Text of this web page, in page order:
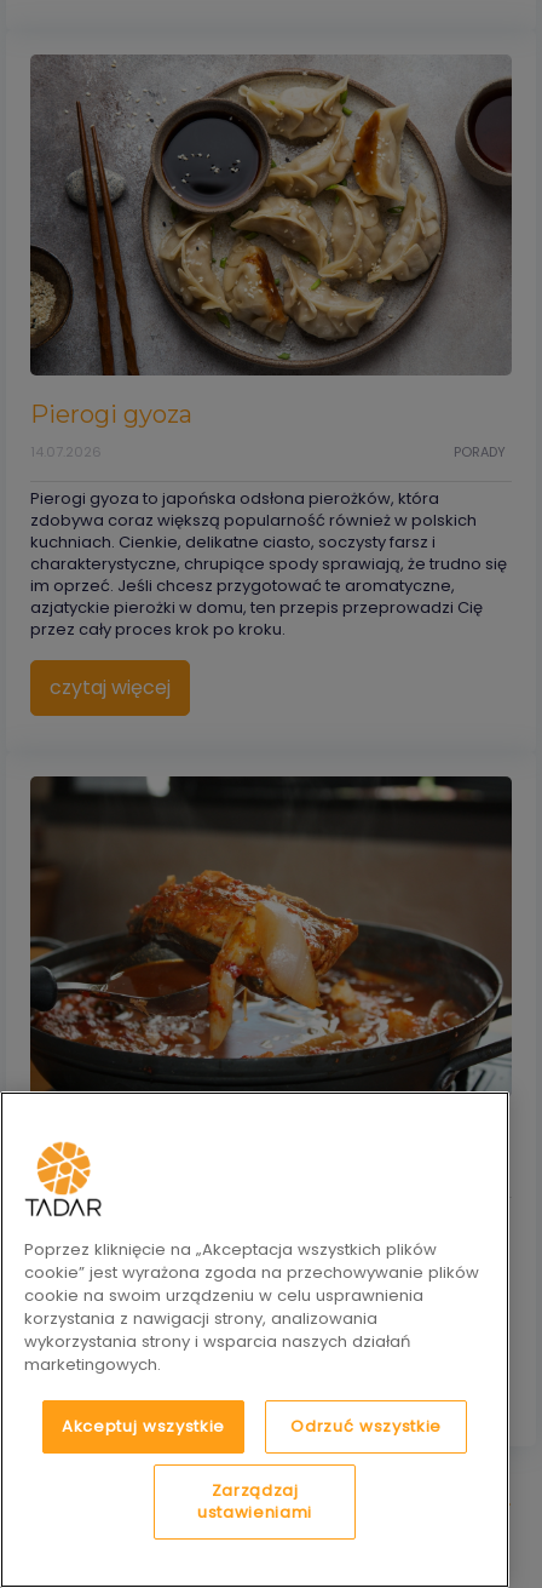
Pierogi gyoza
PORADY
14.07.2026
Pierogi gyoza to japońska odsłona pierożków, która
zdobywa coraz większą popularność również w polskich
kuchniach. Cienkie, delikatne ciasto, soczysty farsz i
charakterystyczne, chrupiące spody sprawiają, że trudno się
im oprzeć. Jeśli chcesz przygotować te aromatyczne,
azjatyckie pierożki w domu, ten przepis przeprowadzi Cię
przez cały proces krok po kroku.
czytaj więcej
Gulasz rybny
Gulasz rybny to lekkie, a zarazem sycące danie, które łączy
doskonały pomysł na obiad dla osób, które lubią kuchnię
rybną, ale mają dość klasycznego smażenia. Jeśli chcesz
przygotować szybki, jednogarnkowy posiłek pełen warzyw,
ten przepis pokaże Ci, jak zrobić to krok po kroku.
czytaj więcej
Poprzez kliknięcie na „Akceptacja wszystkich plików
cookie” jest wyrażona zgoda na przechowywanie plików
cookie na swoim urządzeniu w celu usprawnienia
korzystania z nawigacji strony, analizowania
wykorzystania strony i wsparcia naszych działań
marketingowych.
Akceptuj wszystkie Odrzuć wszystkie
Zarządzaj
ustawieniami